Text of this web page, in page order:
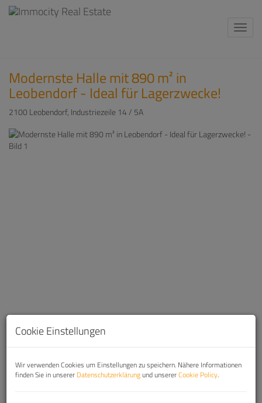
Modernste Halle mit 890 m² in
Leobendorf - Ideal für Lagerzwecke!
2100 Leobendorf, Industriezeile 14 / 5A
Cookie Einstellungen
Wir verwenden Cookies um Einstellungen zu speichern. Nähere Informationen
finden Sie in unserer Datenschutzerklärungund unsererCookie Policy.